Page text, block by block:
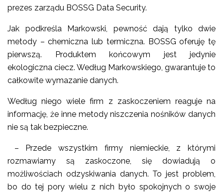
prezes zarządu BOSSG Data Security.
Jak podkreśla Markowski, pewność dają tylko dwie
metody – chemiczna lub termiczna. BOSSG oferuję tę
pierwszą. Produktem końcowym jest jedynie
ekologiczna ciecz. Według Markowskiego, gwarantuje to
całkowite wymazanie danych.
Według niego wiele firm z zaskoczeniem reaguje na
informację, że inne metody niszczenia nośników danych
nie są tak bezpieczne.
– Przede wszystkim firmy niemieckie, z którymi
rozmawiamy są zaskoczone, się dowiadują o
możliwościach odzyskiwania danych. To jest problem,
bo do tej pory wielu z nich było spokojnych o swoje